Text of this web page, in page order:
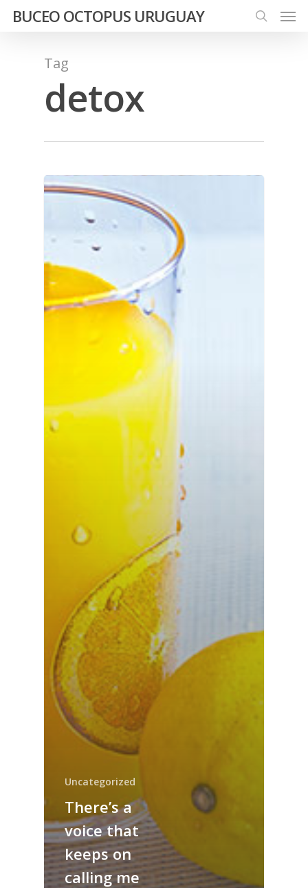
SkipBUCEO OCTOPUS URUGUAY
Tag
detox
Uncategorized
There’s a
voice that
keeps on
calling me